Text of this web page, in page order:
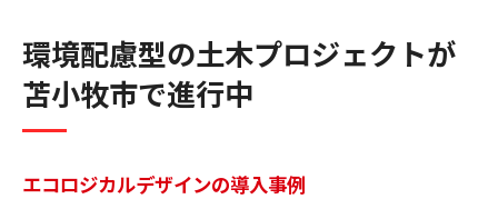
環境配慮型の土木プロジェクトが
苫小牧市で進行中
エコロジカルデザインの導入事例